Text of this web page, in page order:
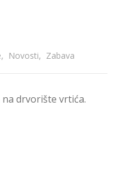
, Novosti, Zabava
drvorište vrtića.